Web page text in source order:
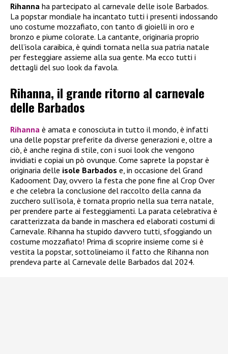
Rihanna ha partecipato al carnevale delle isole Barbados.
La popstar mondiale ha incantato tutti i presenti indossando
uno costume mozzafiato, con tanto di gioielli in oro e
bronzo e piume colorate. La cantante, originaria proprio
dell’isola caraibica, è quindi tornata nella sua patria natale
per festeggiare assieme alla sua gente. Ma ecco tutti i
dettagli del suo look da favola.
Rihanna, il grande ritorno al carnevale
delle Barbados
Rihanna è amata e conosciuta in tutto il mondo, è infatti
una delle popstar preferite da diverse generazioni e, oltre a
ciò, è anche regina di stile, con i suoi look che vengono
invidiati e copiai un pò ovunque. Come saprete la popstar è
originaria delle isole Barbados e, in occasione del Grand
Kadooment Day, ovvero la festa che pone fine al Crop Over
e che celebra la conclusione del raccolto della canna da
zucchero sull’isola, è tornata proprio nella sua terra natale,
per prendere parte ai festeggiamenti. La parata celebrativa è
caratterizzata da bande in maschera ed elaborati costumi di
Carnevale. Rihanna ha stupido davvero tutti, sfoggiando un
costume mozzafiato! Prima di scoprire insieme come si è
vestita la popstar, sottolineiamo il fatto che Rihanna non
prendeva parte al Carnevale delle Barbados dal 2024.